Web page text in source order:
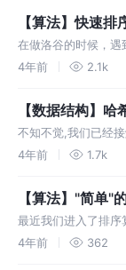
【算法】快速
切割登场
在做洛谷的时候，遇
没有去对快排进行优
如考虑常数列双指
割法，先来认识一下
4年前 2.1k
【数据结构】
不知不觉,我们已经
链表、栈和队列，但
为了进一步改进查
个全新的数据结构--
4年前 1.7k
【算法】"简单"
单
最近我们进入了排序
了"简单"插入排序，
4年前 362